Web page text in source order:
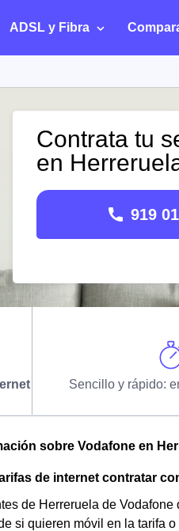
ADSL y Fibra
Contrata tu
en
919
Sencillo y rápido:
sobre Vodafone en
de internet contratar
de Herreruela de
si quieren móvil en la tarifa